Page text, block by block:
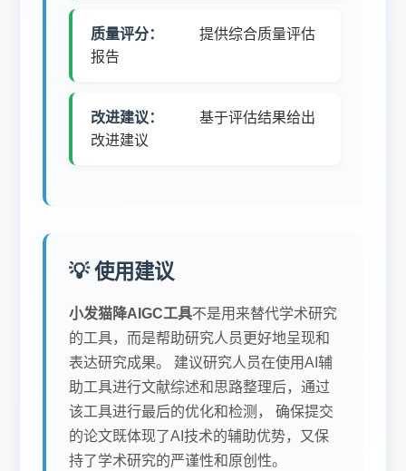
质量评分：
提供综合质量评估
报告
改进建议：
基于评估结果给出
改进建议
💡 使用建议
小发猫降AIGC工具不是用来替代学术研究
的工具，而是帮助研究人员更好地呈现和
表达研究成果。 建议研究人员在使用AI辅
助工具进行文献综述和思路整理后，通过
该工具进行最后的优化和检测， 确保提交
的论文既体现了AI技术的辅助优势，又保
持了学术研究的严谨性和原创性。